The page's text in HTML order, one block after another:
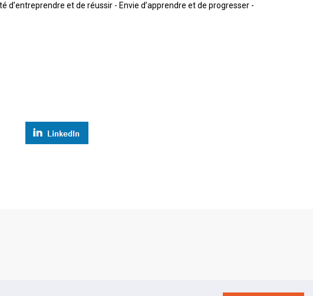
et de réussir - Envie d’apprendre et de progresser -